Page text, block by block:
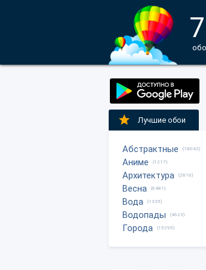
Лучшие обои
Абстрактные (18042)
Аниме (1217)
Архитектура (2816)
Весна (6481)
Вода (1335)
Водопады (4623)
Города (15295)